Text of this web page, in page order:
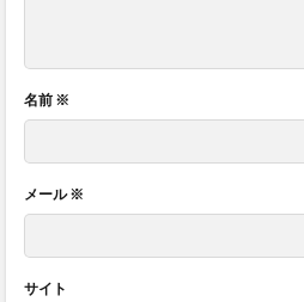
名前 ※
メール※
サイト